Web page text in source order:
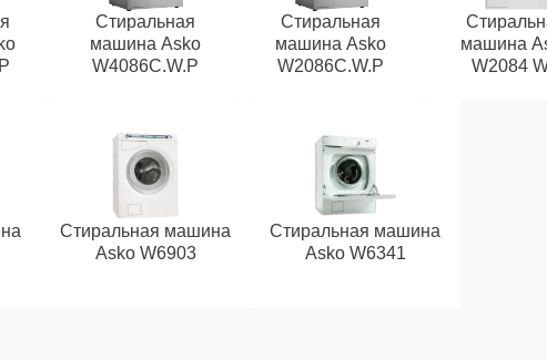
Стиральная
машина Asko
W4086C.W.P
Стиральная
машина Asko
W2086C.W.P
машина
W2084
Стиральная машина
Asko W6903
Стиральная машина
Asko W6341